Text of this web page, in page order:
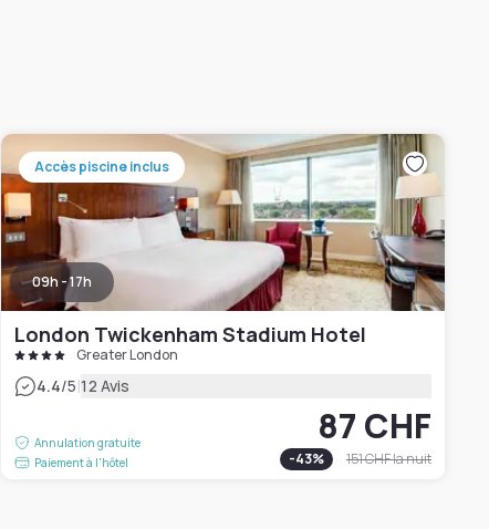
Accès piscine inclus
09h - 17h
London Twickenham Stadium Hotel
Greater London
4.4/5|12 Avis
Annulation gratuite
Paiement à l'hôtel
87 CHF
-43% 151 CHFla nuit